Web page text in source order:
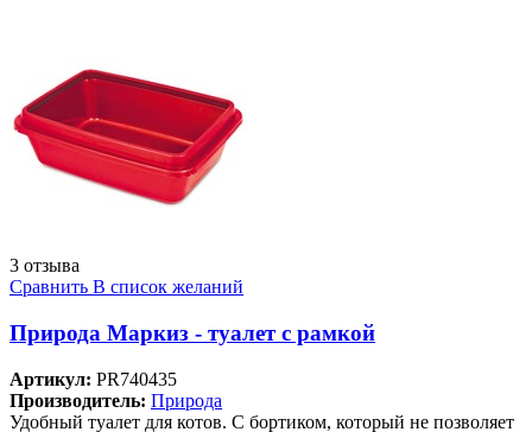
3 отзыва
Сравнить В список желаний
Природа Маркиз - туалет с рамкой
Артикул: PR740435
Производитель: Природа
Удобный туалет для котов. С бортиком, который не позволяет